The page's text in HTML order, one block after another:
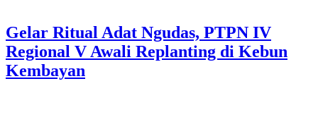
Gelar Ritual Adat Ngudas, PTPN IV
Regional V Awali Replanting di Kebun
Kembayan